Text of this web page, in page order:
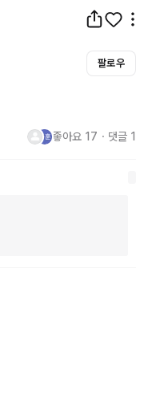
팔로우
좋아요 17 ・ 댓글 1